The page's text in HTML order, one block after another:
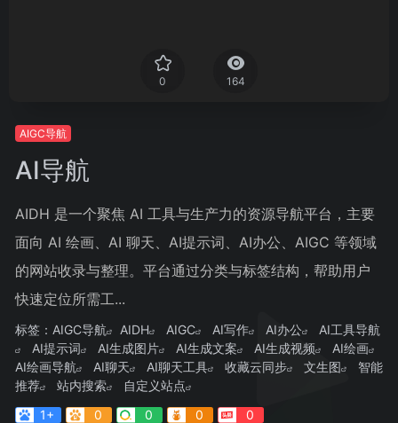
0 164
AIGC导航
AI导航
AIDH 是一个聚焦 AI 工具与生产力的资源导航平台，主要
面向 AI 绘画、AI 聊天、AI提示词、AI办公、AIGC 等领域
的网站收录与整理。平台通过分类与标签结构，帮助用户
快速定位所需工...
标签： AIGC导航 AIDH AIGC AI写作 AI办公
AI工具导航
AI提示词
AI生成图片 AI生成文案 AI生成视频
AI绘画
AI绘画导航
AI聊天 AI聊天工具 收藏云同步 文生图
智能
推荐
站内搜索
自定义站点
1+
0 0 0 0